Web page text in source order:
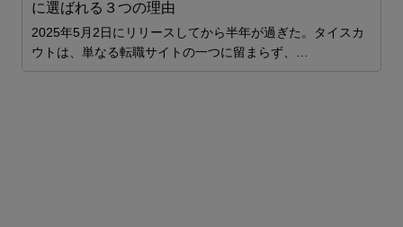
に選ばれる３つの理由
2025年5月2日にリリースしてから半年が過ぎた。タイスカ
ウトは、単なる転職サイトの一つに留まらず、…